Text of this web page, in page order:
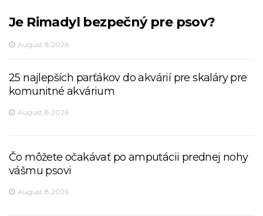
Je Rimadyl bezpečný pre psov?
August 8,2026
25 najlepších parťákov do akvárií pre skaláry pre
komunitné akvárium
August 8,2026
Čo môžete očakávať po amputácii prednej nohy
vášmu psovi
August 8,2026